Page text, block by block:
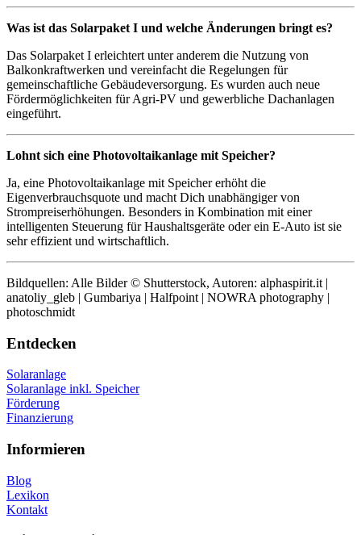
Was ist das Solarpaket I und welche Änderungen bringt es?
Das Solarpaket I erleichtert unter anderem die Nutzung von
Balkonkraftwerken und vereinfacht die Regelungen für
gemeinschaftliche Gebäudeversorgung. Es wurden auch neue
Fördermöglichkeiten für Agri-PV und gewerbliche Dachanlagen
eingeführt.
Lohnt sich eine Photovoltaikanlage mit Speicher?
Ja, eine Photovoltaikanlage mit Speicher erhöht die
Eigenverbrauchsquote und macht Dich unabhängiger von
Strompreiserhöhungen. Besonders in Kombination mit einer
intelligenten Steuerung für Haushaltsgeräte oder ein E-Auto ist sie
sehr effizient und wirtschaftlich.
Bildquellen: Alle Bilder © Shutterstock, Autoren: alphaspirit.it |
anatoliy_gleb | Gumbariya | Halfpoint | NOWRA photography |
photoschmidt
Entdecken
Solaranlage
Solaranlage inkl. Speicher
Förderung
Finanzierung
Informieren
Blog
Lexikon
Kontakt